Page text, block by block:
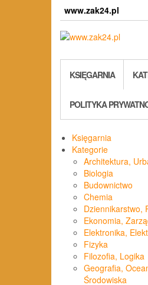
www.zak24.pl
KSIĘGARNIA
POLITYKA
Księgarnia
Kategorie
Architektura,
Biologia
Budownictwo
Chemia
Dziennikarstwo,
Ekonomia,
Elektronika,
Fizyka
Filozofia, Logika
Geografia,
Środowiska